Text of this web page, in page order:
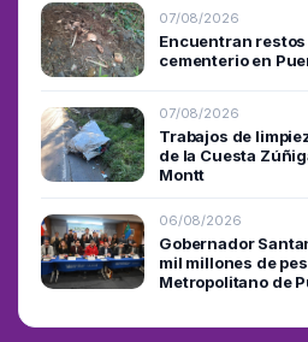
07/08/2026
Encuentran
cementerio en
07/08/2026
Trabajos de
de la Cuesta
Montt
06/08/2026
Gobernador
mil millones de
Metropolitano de